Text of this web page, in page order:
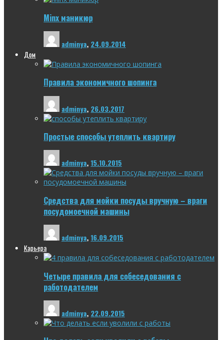
Minx маникюр
adminya, 24.09.2014
Дом
Правила экономичного шопинга
adminya, 26.03.2017
Простые способы утеплить квартиру
adminya,15.10.2015
Средства для мойки посуды вручную – враги
посудомоечной машины
adminya,16.09.2015
Карьера
Четыре правила для собеседования с
работодателем
adminya, 22.09.2015